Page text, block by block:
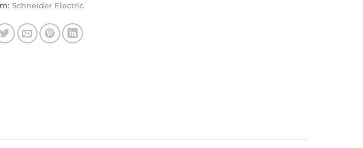
Schneider Electric